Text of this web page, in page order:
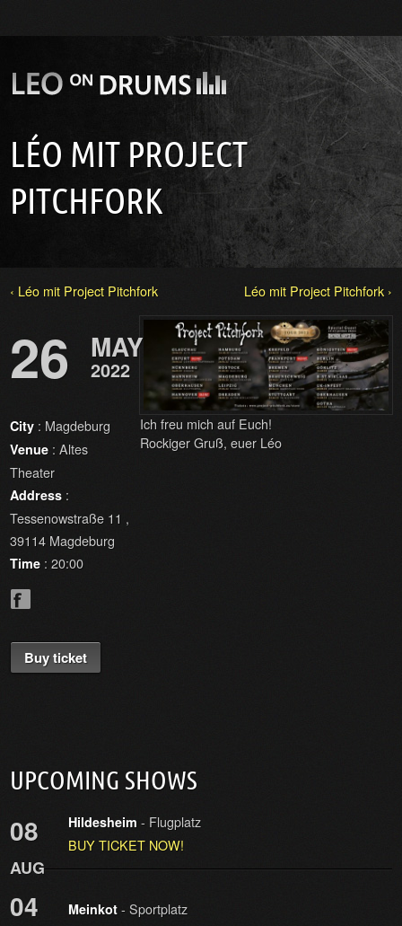
LÉO MIT PROJECT
PITCHFORK
‹ Léo mit Project Pitchfork Léo mit Project Pitchfork ›
26 MAY
2022
City : Magdeburg
Venue : Altes
Theater
Address :
Tessenowstraße 11 ,
39114 Magdeburg
Time : 20:00
Buy ticket
Ich freu mich auf Euch!
Rockiger Gruß, euer Léo
UPCOMING SHOWS
08
AUG
Hildesheim- Flugplatz
BUY TICKET NOW!
04 Meinkot - Sportplatz